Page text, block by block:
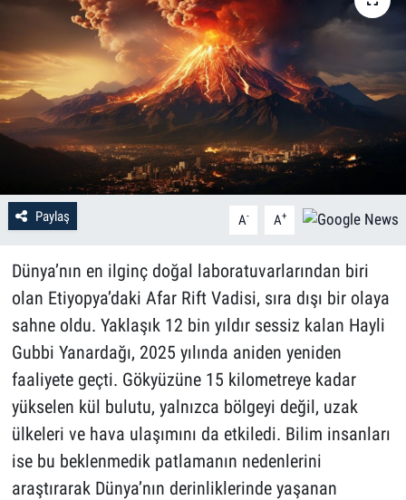
Paylaş A- A+
Dünya’nın en ilginç doğal laboratuvarlarından biri
olan Etiyopya’daki Afar Rift Vadisi, sıra dışı bir olaya
sahne oldu. Yaklaşık 12 bin yıldır sessiz kalan Hayli
Gubbi Yanardağı, 2025 yılında aniden yeniden
faaliyete geçti. Gökyüzüne 15 kilometreye kadar
yükselen kül bulutu, yalnızca bölgeyi değil, uzak
ülkeleri ve hava ulaşımını da etkiledi. Bilim insanları
ise bu beklenmedik patlamanın nedenlerini
araştırarak Dünya’nın derinliklerinde yaşanan